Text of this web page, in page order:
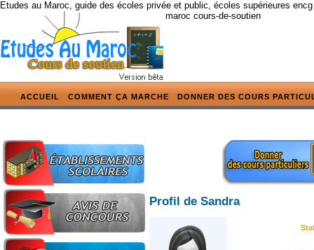
Etudes au Maroc, guide des écoles privée et public, écoles supérieures
maroc cours-de-soutien
ACCUEIL COMMENT ÇA MARCHE DONNER DES COURS
Profil de Sandra